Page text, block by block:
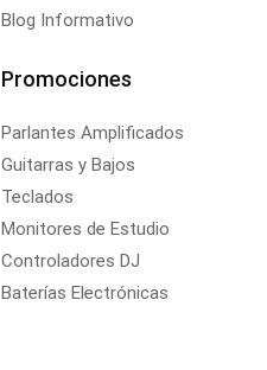
Blog Informativo
Promociones
Parlantes Amplificados
Guitarras y Bajos
Teclados
Monitores de Estudio
Controladores DJ
Baterías Electrónicas